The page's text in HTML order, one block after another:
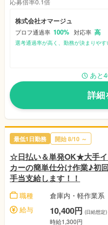
株式会社オマージュ
プロフ通過率 100% 対応率 高
選考通過率が高く、勤務が決まりや
あと
詳細
最低1日勤務 開始 8/10 ～
☆日払い＆単発OK★大手イ
カーの簡単仕分け作業♪初
手当支給します！！
職種
倉庫内・軽作業系
給与
10,400円 (日給想定)
時給1,300円